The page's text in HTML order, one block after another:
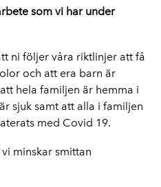
som vi har under
ni följer våra riktlinjer att få
och att era barn är
hela familjen är hemma i
sjuk samt att alla i familjen
med Covid 19.
minskar smittan